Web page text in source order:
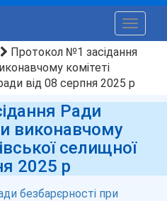
Toggle
Протокол №1 засідання
комітеті
від 08 серпня 2025 р
Ради
виконавчому
селищної
2025 р
безбарєрності при